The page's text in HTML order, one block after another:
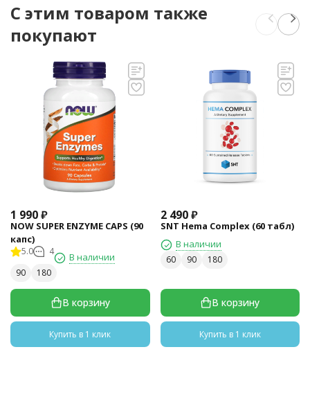
C этим товаром также
покупают
1 990₽
NOW SUPER ENZYME CAPS (90
капс)
5.0 4 В наличии
90 180
В корзину
Купить в 1 клик
2 490 ₽
SNT Hema Complex (60 табл)
В наличии
60 90 180
В корзину
Купить в 1 клик